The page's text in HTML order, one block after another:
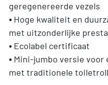
geregenereerde vezels
• Hoge kwaliteit en
met uitzonderlijke
• Ecolabel certificaat
• Mini-jumbo versie
met traditionele